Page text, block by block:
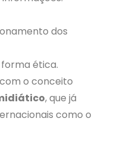
dos
ética.
o conceito
, que já
como o